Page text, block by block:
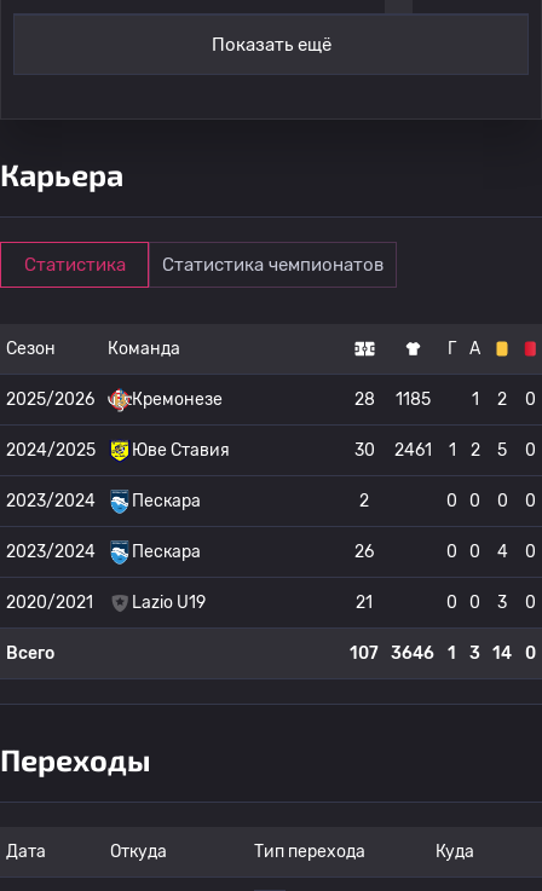
Показать ещё
Карьера
Статистика Статистика чемпионатов
Сезон Команда Г А
2025/2026 Кремонезе 28 1185 1 2 0
2024/2025 Юве Ставия 30 2461 1 2 5 0
2023/2024 Пескара 2 0 0 0 0
2023/2024 Пескара 26 0 0 4 0
2020/2021 Lazio U19 21 0 0 3 0
Всего 107 3646 1 3 14 0
Переходы
Дата Откуда Тип перехода Куда